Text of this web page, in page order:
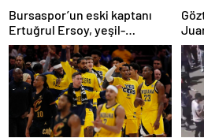
Bursaspor’un eski kaptanı
Ertuğrul Ersoy, yeşil-
beyazlılara geri döndü